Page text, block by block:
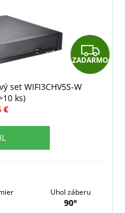
Z
A
ZADARMO
set WIFI3CHV5S-W
ks)
€
Uhol záberu
90°